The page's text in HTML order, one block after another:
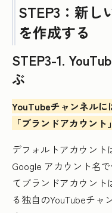
STEP3：新し
を作成する
STEP3-1.
ぶ
YouTubeチャンネルに
「ブランドアカウン
デフォルトアカウント
Google アカウント名
てブランドアカウント
る独自のYouTubeチャ